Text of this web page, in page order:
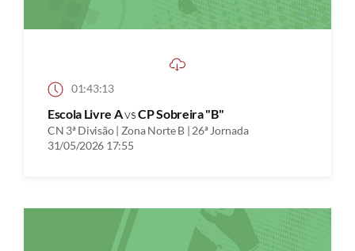
01:43:13
Escola Livre AvsCP Sobreira "B"
CN 3ª Divisão | Zona Norte B | 26ª Jornada
31/05/2026 17:55